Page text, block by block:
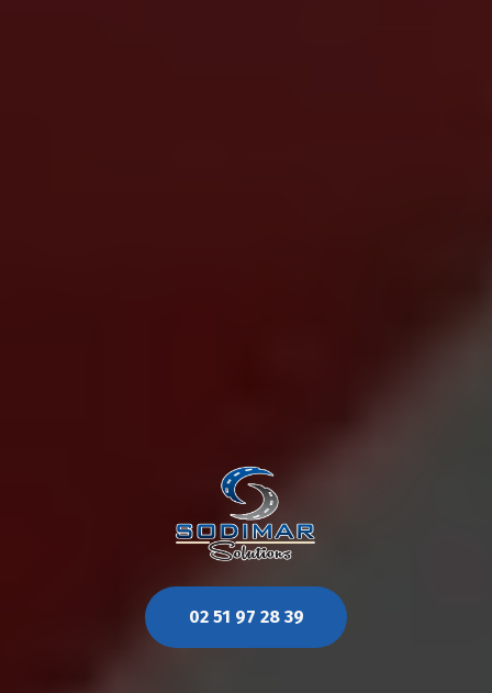
02 51 97 28 39